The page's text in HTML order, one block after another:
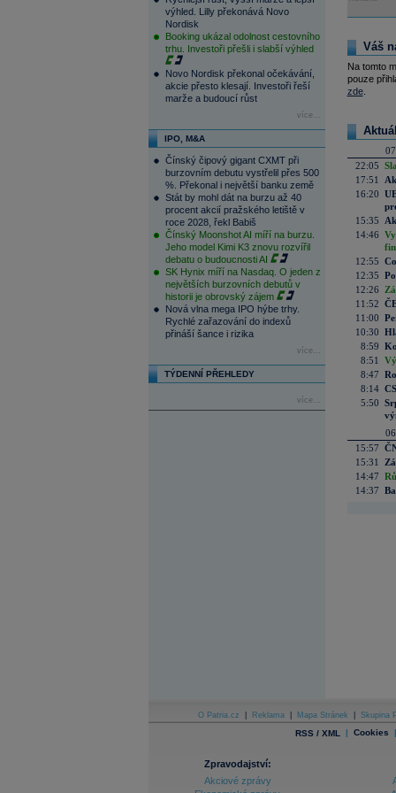
výhled. Lilly překonává Novo
Nordisk
Booking ukázal odolnost cestovního
trhu. Investoři přešli i slabší výhled
Novo Nordisk překonal očekávání,
akcie přesto klesají. Investoři řeší
marže a budoucí růst
více...
IPO, M&A
Čínský čipový gigant CXMT při
burzovním debutu vystřelil přes 500
%. Překonal i největší banku země
Stát by mohl dát na burzu až 40
procent akcií pražského letiště v
roce 2028, řekl Babiš
Čínský Moonshot AI míří na burzu.
Jeho model Kimi K3 znovu rozvířil
debatu o budoucnosti AI
SK Hynix míří na Nasdaq. O jeden z
největších burzovních debutů v
historii je obrovský zájem
Nová vlna mega IPO hýbe trhy.
Rychlé zařazování do indexů
přináší šance i rizika
více...
TÝDENNÍ PŘEHLEDY
více...
Váš
Na tomto
pouze
zde.
22:05
17:51
16:20
15:35
14:46
12:55
12:35
12:26
11:52
11:00
10:30
8:59
8:51
8:47
8:14
5:50
15:57
15:31
14:47
14:37
O Patria.cz Reklama Mapa Stránek Skupina
RSS / XML | Cookies |
Zpravodajství:
Akciové zprávy